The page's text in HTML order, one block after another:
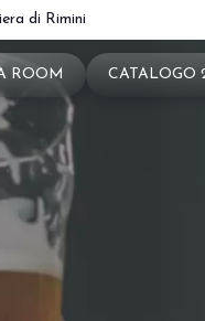
di Rimini
ROOM
comunicati
contatti
CATALOGO